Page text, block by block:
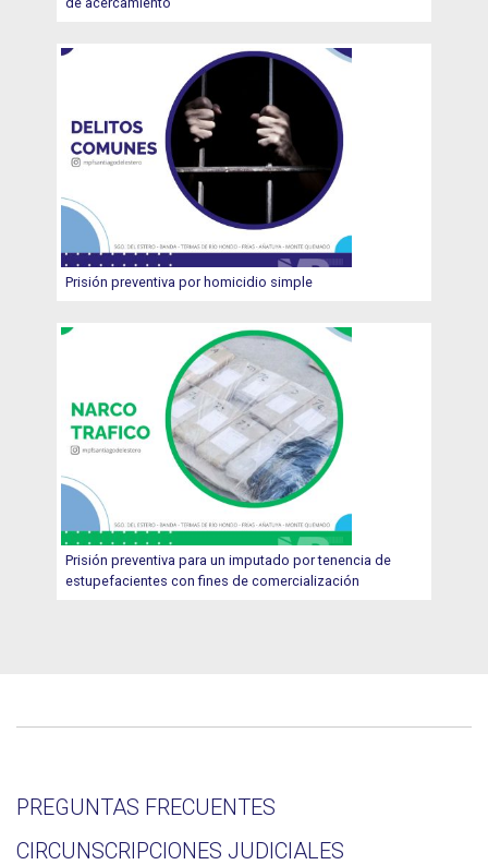
Prisión preventiva por homicidio simple
Prisión preventiva para un imputado por tenencia de
estupefacientes con fines de comercialización
PREGUNTAS FRECUENTES
CIRCUNSCRIPCIONES JUDICIALES